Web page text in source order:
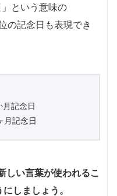
」という意味の
の記念日も表現でき
記念日
月記念日
しい言葉が使われるこ
しましょう。